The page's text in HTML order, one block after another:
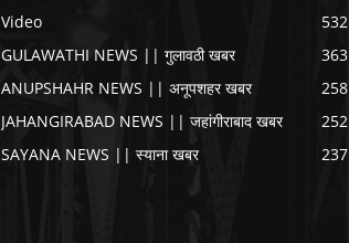
Video
532
GULAWATHI NEWS || गुलावठी खबर
363
ANUPSHAHR NEWS || अनूपशहर खबर
258
JAHANGIRABAD NEWS || जहांगीराबाद खबर
252
SAYANA NEWS || स्याना खबर
237